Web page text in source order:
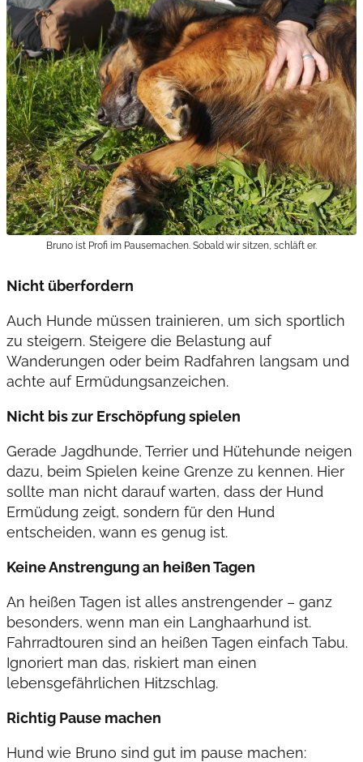
Bruno ist Profi im Pausemachen. Sobald wir sitzen, schläft er.
Nicht überfordern
Auch Hunde müssen trainieren, um sich sportlich
zu steigern. Steigere die Belastung auf
Wanderungen oder beim Radfahren langsam und
achte auf Ermüdungsanzeichen.
Nicht bis zur Erschöpfung spielen
Gerade Jagdhunde, Terrier und Hütehunde neigen
dazu, beim Spielen keine Grenze zu kennen. Hier
sollte man nicht darauf warten, dass der Hund
Ermüdung zeigt, sondern für den Hund
entscheiden, wann es genug ist.
Keine Anstrengung an heißen Tagen
An heißen Tagen ist alles anstrengender – ganz
besonders, wenn man ein Langhaarhund ist.
Fahrradtouren sind an heißen Tagen einfach Tabu.
Ignoriert man das, riskiert man einen
lebensgefährlichen Hitzschlag.
Richtig Pause machen
Hund wie Bruno sind gut im pause machen: